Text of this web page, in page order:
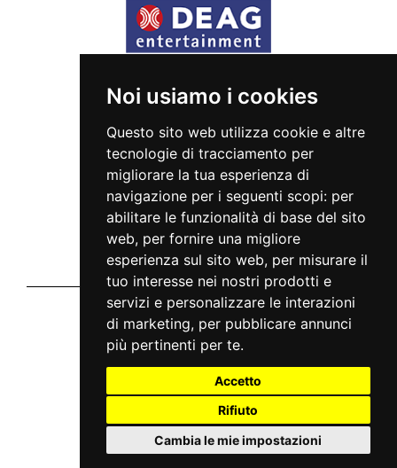
Noi usiamo i cookies
Questo sito web utilizza cookie e altre
tecnologie di tracciamento per
migliorare la tua esperienza di
navigazione per i seguenti scopi: per
abilitare le funzionalità di base del sito
web, per fornire una migliore
esperienza sul sito web, per misurare il
tuo interesse nei nostri prodotti e
servizi e personalizzare le interazioni
di marketing, per pubblicare annunci
più pertinenti per te.
Accetto
Rifiuto
Cambia le mie impostazioni
INFO
info@mc2live.it
Informativa sito
Notizie
Tour
Faq
Contatti
Vivaticket
chi siamo
privacy
cookie
Aiuto e Assistenza
guida al servizio
domande frequenti
modalità di pagamento
assistenza